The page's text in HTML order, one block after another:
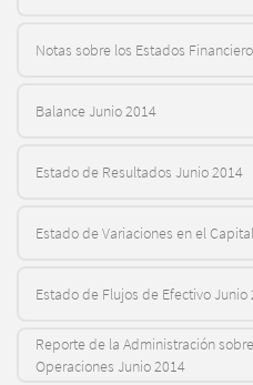
Notas sobre los Estados
Balance Junio 2014
Estado de Resultados Junio 2014
Estado de Variaciones en el
Estado de Flujos de Efectivo Junio
Reporte de la Administración
Operaciones Junio 2014